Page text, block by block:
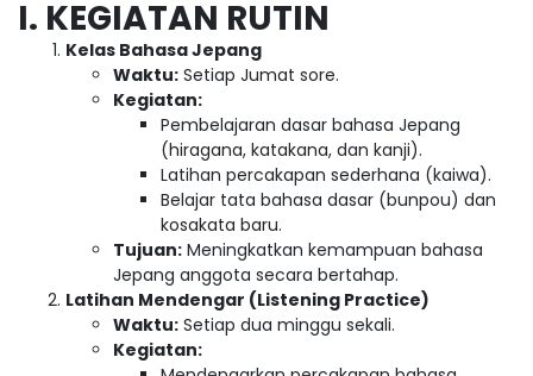
I. KEGIATAN RUTIN
Kelas Bahasa Jepang
Waktu: Setiap Jumat sore.
Kegiatan:
Pembelajaran dasar bahasa Jepang
(hiragana, katakana, dan kanji).
Latihan percakapan sederhana (kaiwa).
Belajar tata bahasa dasar (bunpou) dan
kosakata baru.
Tujuan: Meningkatkan kemampuan bahasa
Jepang anggota secara bertahap.
Latihan Mendengar (Listening Practice)
Waktu: Setiap dua minggu sekali.
Kegiatan: